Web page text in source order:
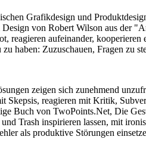
Grafikdesign und
von Robert Wilson aus der
reagieren aufeinander,
haben: Zuzuschauen, Fragen zu
zeigen sich zunehmend
Skepsis, reagieren mit Kritik,
Buch von TwoPoints.Net, Die
Trash inspirieren lassen, mit
als produktive Störungen